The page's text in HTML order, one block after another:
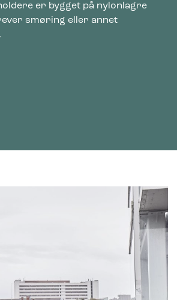
er bygget på nylonlagre
smøring eller annet